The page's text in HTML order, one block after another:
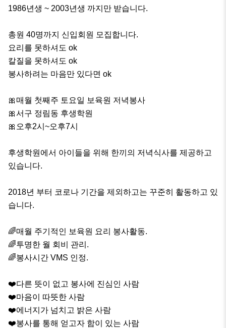
1986년생 ~ 2003년생 까지만 받습니다.
총원 40명까지 신입회원 모집합니다.
요리를 못하셔도 ok
칼질을 못하셔도 ok
봉사하려는 마음만 있다면 ok
🎀매월 첫째주 토요일 보육원 저녁봉사
🎀서구 정림동 후생학원
🎀오후2시~오후7시
후생학원에서 아이들을 위해 한끼의 저녁식사를 제공하고
있습니다.
2018년 부터 코로나 기간을 제외하고는 꾸준히 활동하고 있
습니다.
🌈매월 주기적인 보육원 요리 봉사활동.
🌈투명한 월 회비 관리.
🌈봉사시간 VMS 인정.
❤️다른 뜻이 없고 봉사에 진심인 사람
❤️마음이 따뜻한 사람
❤️에너지가 넘치고 밝은 사람
❤️봉사를 통해 얻고자 함이 있는 사람